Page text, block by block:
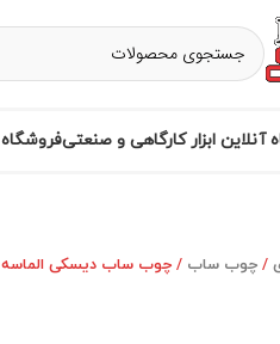
آنلاین ابزار کارگاهی و صنعتیفروشگاه
چوب ساب چوب ساب دیسکی الماسه